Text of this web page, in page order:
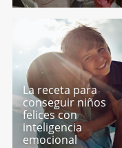
La receta para
conseguir niños
felices con
inteligencia
emocional